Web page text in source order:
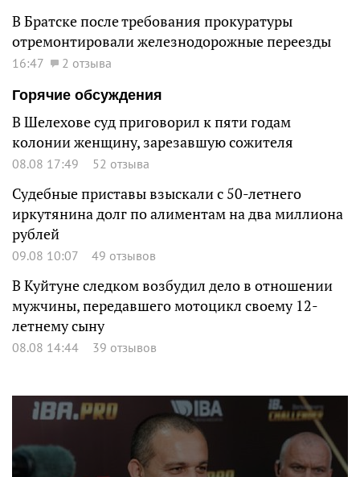
В Братске после требования прокуратуры
отремонтировали железнодорожные переезды
16:47
2 отзыва
Горячие обсуждения
В Шелехове суд приговорил к пяти годам
колонии женщину, зарезавшую сожителя
08.08 17:49 52 отзыва
Судебные приставы взыскали с 50-летнего
иркутянина долг по алиментам на два миллиона
рублей
09.08 10:07 49 отзывов
В Куйтуне следком возбудил дело в отношении
мужчины, передавшего мотоцикл своему 12-
летнему сыну
08.08 14:44 39 отзывов